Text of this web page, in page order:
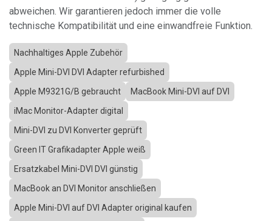
abweichen. Wir garantieren jedoch immer die volle
technische Kompatibilität und eine einwandfreie Funktion.
Nachhaltiges Apple Zubehör
Apple Mini-DVI DVI Adapter refurbished
Apple M9321G/B gebraucht
MacBook Mini-DVI auf DVI
iMac Monitor-Adapter digital
Mini-DVI zu DVI Konverter geprüft
Green IT Grafikadapter Apple weiß
Ersatzkabel Mini-DVI DVI günstig
MacBook an DVI Monitor anschließen
Apple Mini-DVI auf DVI Adapter original kaufen